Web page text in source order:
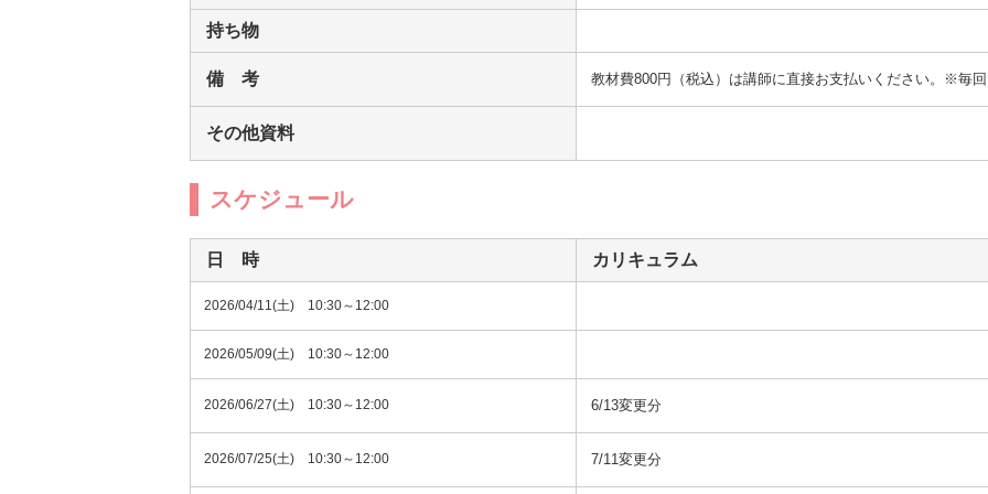
持ち物
備 考 教材費800円（税込）は講師に直接お支払いください。※毎回
その他資料
スケジュール
日 時 カリキュラム
2026/04/11(土) 10:30～12:00
2026/05/09(土) 10:30～12:00
2026/06/27(土) 10:30～12:00 6/13変更分
2026/07/25(土) 10:30～12:00 7/11変更分